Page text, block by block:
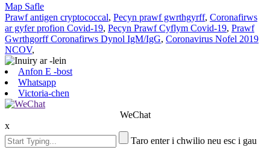
Map Safle
Prawf antigen cryptococcal, Pecyn prawf gwrthgyrff, Coronafirws
ar gyfer profion Covid-19, Pecyn Prawf Cyflym Covid-19, Prawf
Gwrthgorff Coronafirws Dynol IgM/IgG, Coronavirus Nofel 2019
NCOV,
Anfon E -bost
Whatsapp
Victoria-chen
WeChat
x
Taro enter i chwilio neu esc i gau